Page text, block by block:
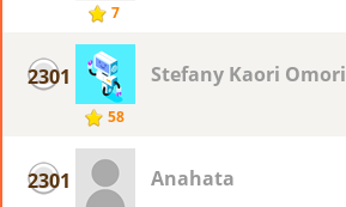
7
2301
58
Stefany Kaori Omori
2301 Anahata